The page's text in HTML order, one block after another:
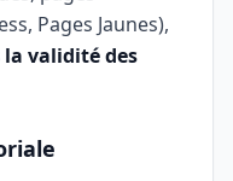
Pages Jaunes),
la validité des